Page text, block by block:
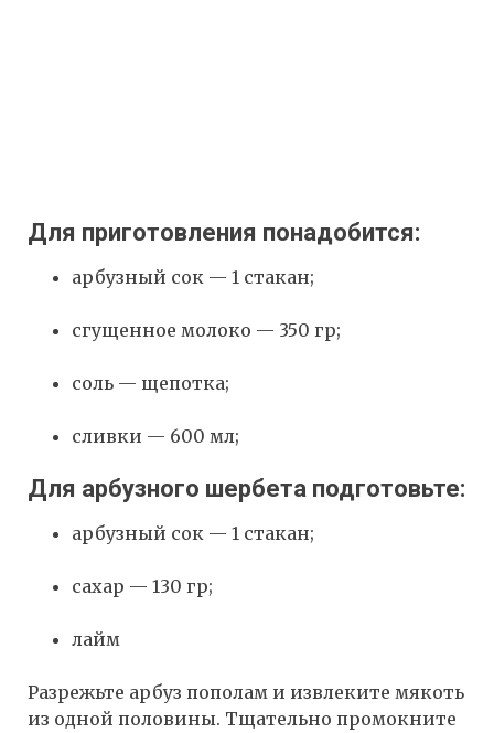
Для приготовления понадобится:
арбузный сок — 1 стакан;
сгущенное молоко — 350 гр;
соль — щепотка;
сливки — 600 мл;
Для арбузного шербета подготовьте:
арбузный сок — 1 стакан;
сахар — 130 гр;
лайм
Разрежьте арбуз пополам и извлеките мякоть
из одной половины. Тщательно промокните